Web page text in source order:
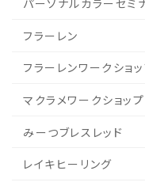
パーソナルカラーセミ
フラーレン
フラーレンワークショ
マクラメワークショップ
みーつブレスレッド
レイキヒーリング